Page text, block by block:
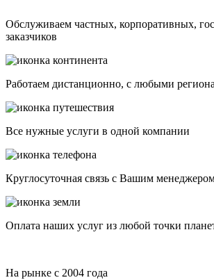
Обслуживаем частных, корпоративных,
заказчиков
Работаем дистанционно, с любыми
Все нужные услуги в одной компании
Круглосуточная связь с Вашим
Оплата наших услуг из любой точки
На рынке с 2004 года